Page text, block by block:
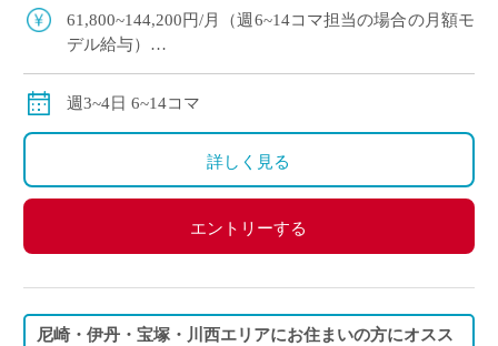
に応じた支給）。 ご自 […]
61,800~144,200円/月（週6~14コマ担当の場合の月額モ
デル給与）
週3~4日 6~14コマ
詳しく見る
エントリーする
尼崎・伊丹・宝塚・川西エリアにお住まいの方にオスス